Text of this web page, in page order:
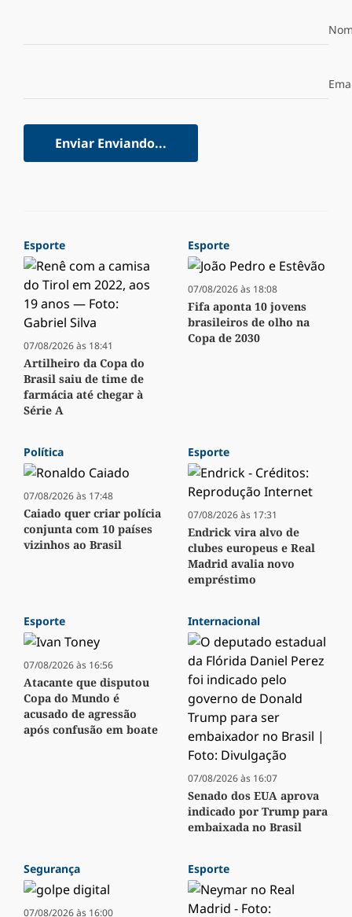
Enviar Enviando...
Esporte
07/08/2026 às 18:41
Artilheiro da Copa do
Brasil saiu de time de
farmácia até chegar à
Série A
Esporte
07/08/2026 às 18:08
Fifa aponta 10 jovens
brasileiros de olho na
Copa de 2030
Política
07/08/2026 às 17:48
Caiado quer criar polícia
conjunta com 10 países
vizinhos ao Brasil
Esporte
07/08/2026 às 17:31
Endrick vira alvo de
clubes europeus e Real
Madrid avalia novo
empréstimo
Esporte
07/08/2026 às 16:56
Atacante que disputou
Copa do Mundo é
acusado de agressão
após confusão em boate
Internacional
07/08/2026 às 16:07
Senado dos EUA aprova
indicado por Trump para
embaixada no Brasil
Segurança
07/08/2026 às 16:00
Esporte